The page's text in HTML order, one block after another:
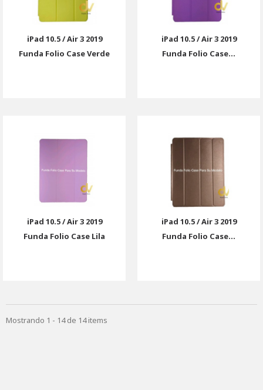
iPad 10.5 / Air 3 2019
Funda Folio Case Verde
iPad 10.5 / Air 3 2019
Funda Folio Case...
iPad 10.5 / Air 3 2019
Funda Folio Case Lila
iPad 10.5 / Air 3 2019
Funda Folio Case...
Mostrando 1 - 14 de 14 items